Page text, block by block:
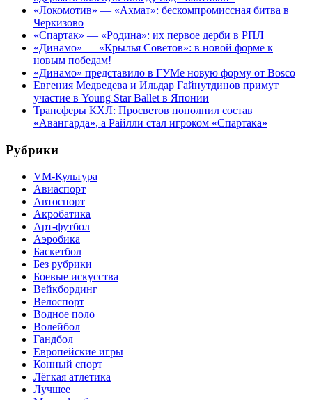
«Локомотив» — «Ахмат»: бескомпромиссная битва в
Черкизово
«Спартак» — «Родина»: их первое дерби в РПЛ
«Динамо» — «Крылья Советов»: в новой форме к
новым победам!
«Динамо» представило в ГУМе новую форму от Bosco
Евгения Медведева и Ильдар Гайнутдинов примут
участие в Young Star Ballet в Японии
Трансферы КХЛ: Просветов пополнил состав
«Авангарда», а Райлли стал игроком «Спартака»
Рубрики
VM-Культура
Авиаспорт
Автоспорт
Акробатика
Арт-футбол
Аэробика
Баскетбол
Без рубрики
Боевые искусства
Вейкбординг
Велоспорт
Водное поло
Волейбол
Гандбол
Европейские игры
Конный спорт
Лёгкая атлетика
Лучшее